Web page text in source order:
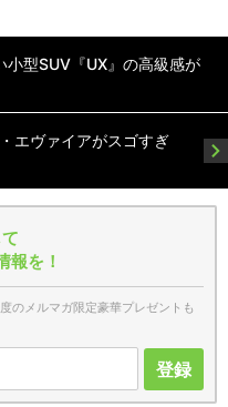
小型SUV『UX』の高級感が
エヴァイアがスゴすぎ
報を！
のメルマガ限定豪華プレゼントも
登録